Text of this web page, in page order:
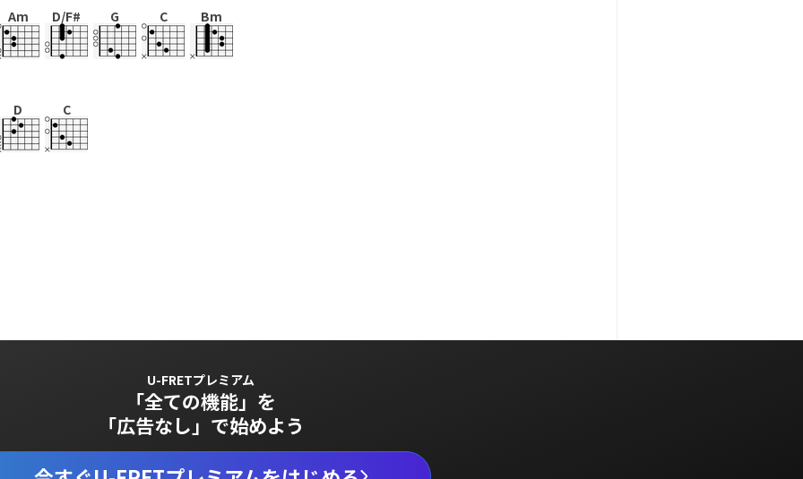
Am D/F# G C Bm
D C
U-FRETプレミアム
「全ての機能」を
「広告なし」で始めよう